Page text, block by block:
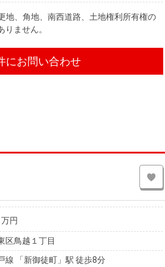
地、角地、南西道路、土地権利所有権の
ません。
にお問い合わせ
万円
区鳥越１丁目
線 「新御徒町」駅 徒歩8分